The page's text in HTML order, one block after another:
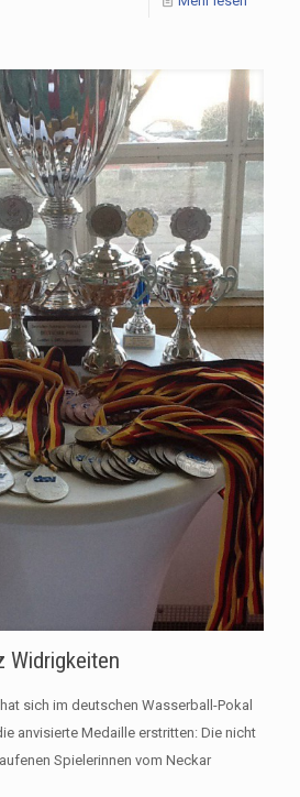
Widrigkeiten
sich im deutschen Wasserball-Pokal
anvisierte Medaille erstritten: Die nicht
Spielerinnen vom Neckar